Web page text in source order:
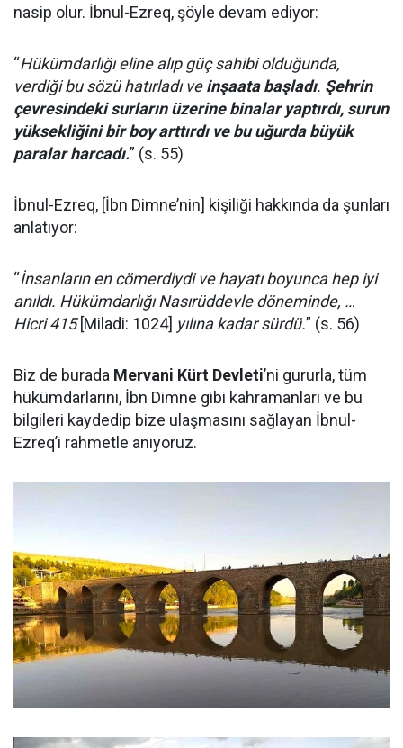
nasip olur. İbnul-Ezreq, şöyle devam ediyor:
“Hükümdarlığı eline alıp güç sahibi olduğunda,
verdiği bu sözü hatırladı veinşaata başladı. Şehrin
çevresindeki surların üzerine binalar yaptırdı, surun
yüksekliğini bir boy arttırdı ve bu uğurda büyük
paralar harcadı.” (s. 55)
İbnul-Ezreq, [İbn Dimne’nin] kişiliği hakkında da şunları
anlatıyor:
“İnsanların en cömerdiydi ve hayatı boyunca hep iyi
anıldı. Hükümdarlığı Nasırüddevle döneminde, …
Hicri 415[Miladi: 1024] yılına kadar sürdü.” (s. 56)
Biz de burada Mervani Kürt Devleti’ni gururla, tüm
hükümdarlarını, İbn Dimne gibi kahramanları ve bu
bilgileri kaydedip bize ulaşmasını sağlayan İbnul-
Ezreq’i rahmetle anıyoruz.